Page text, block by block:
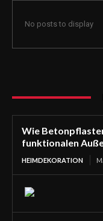
No posts to display
Wie
funktionalen
HEIMDEKORATION